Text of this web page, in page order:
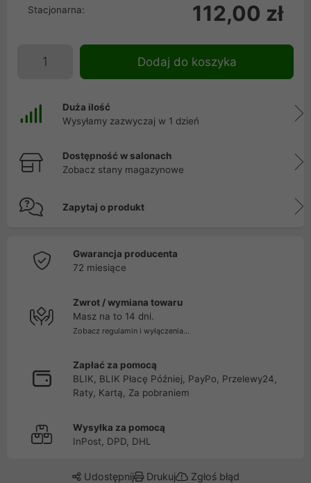
Stacjonarna: 112,00 zł
Dodaj do koszyka
Duża ilość
Wysyłamy zazwyczaj w 1 dzień
Dostępność w salonach
Zobacz stany magazynowe
Zapytaj o produkt
Gwarancja producenta
72 miesiące
Zwrot / wymiana towaru
Masz na to 14 dni.
Zobacz regulamin i wyłączenia...
Zapłać za pomocą
BLIK, BLIK Płacę Później, PayPo, Przelewy24,
Raty, Kartą, Za pobraniem
Wysyłka za pomocą
InPost, DPD, DHL
Udostępnij Drukuj Zgłoś błąd